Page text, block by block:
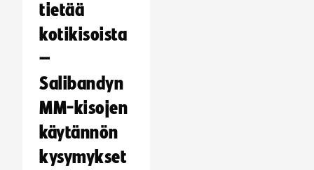
tietää
kotikisoista
–
Salibandyn
MM-kisojen
käytännön
kysymykset